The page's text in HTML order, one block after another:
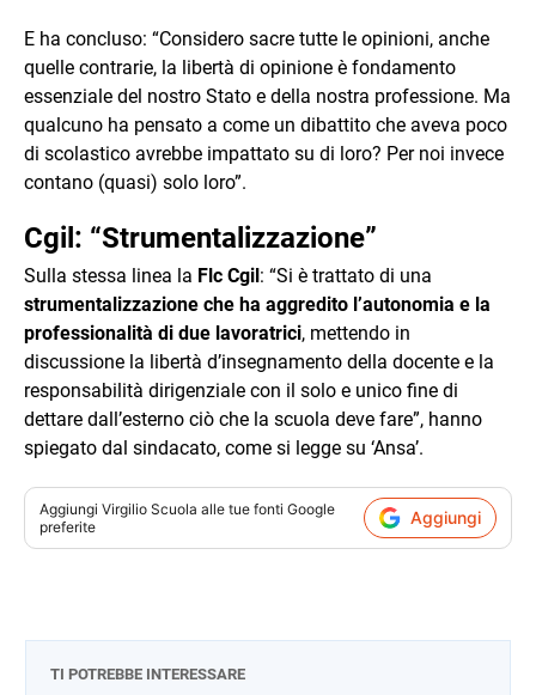
E ha concluso: “Considero sacre tutte le opinioni, anche
quelle contrarie, la libertà di opinione è fondamento
essenziale del nostro Stato e della nostra professione. Ma
qualcuno ha pensato a come un dibattito che aveva poco
di scolastico avrebbe impattato su di loro? Per noi invece
contano (quasi) solo loro”.
Cgil: “Strumentalizzazione”
Sulla stessa linea la Flc Cgil: “Si è trattato di una
strumentalizzazione che ha aggredito l’autonomia e la
professionalità di due lavoratrici, mettendo in
discussione la libertà d’insegnamento della docente e la
responsabilità dirigenziale con il solo e unico fine di
dettare dall’esterno ciò che la scuola deve fare”, hanno
spiegato dal sindacato, come si legge su ‘Ansa’.
Aggiungi Virgilio Scuola alle tue fonti Google
preferite
Aggiungi
TI POTREBBE INTERESSARE